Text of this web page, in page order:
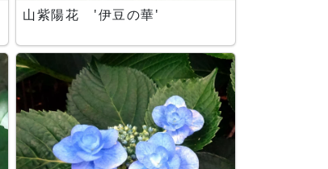
山紫陽花 '伊豆の華'